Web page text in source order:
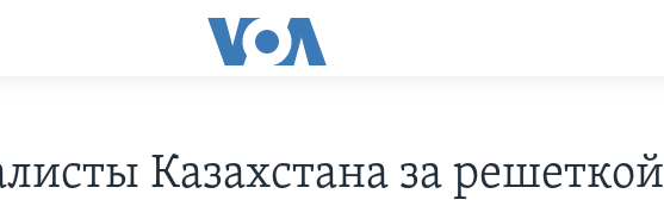
Казахстана за решеткой